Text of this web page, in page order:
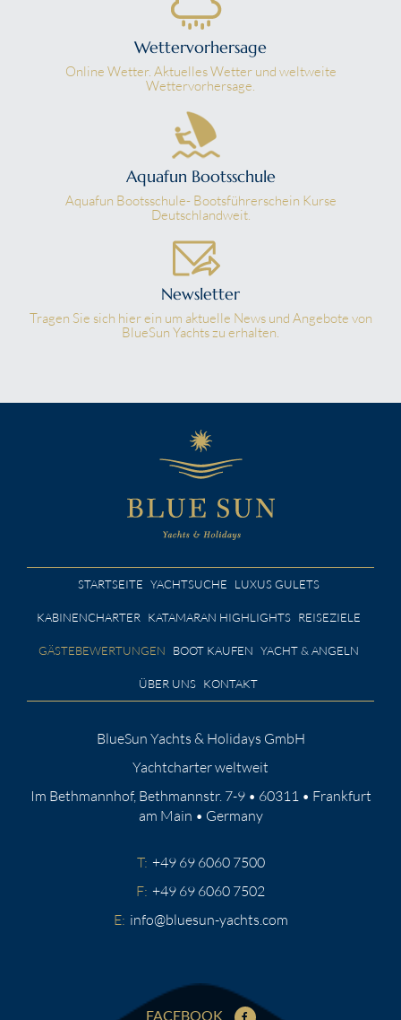
Wettervorhersage
Online Wetter. Aktuelles Wetter und weltweite
Wettervorhersage.
Aquafun Bootsschule
Aquafun Bootsschule- Bootsführerschein Kurse
Deutschlandweit.
Newsletter
Tragen Sie sich hier ein um aktuelle News und Angebote von
BlueSun Yachts zu erhalten.
STARTSEITE YACHTSUCHE LUXUS GULETS
KABINENCHARTER KATAMARAN HIGHLIGHTS REISEZIELE
GÄSTEBEWERTUNGEN BOOT KAUFEN YACHT & ANGELN
ÜBER UNS KONTAKT
BlueSun Yachts & Holidays GmbH
Yachtcharter weltweit
Im Bethmannhof, Bethmannstr. 7-9 • 60311 • Frankfurt
am Main • Germany
T: +49 69 6060 7500
F: +49 69 6060 7502
E: info@bluesun-yachts.com
FACEBOOK